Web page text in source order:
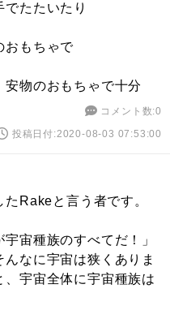
たたいたり
もちゃで
物のおもちゃで十分
コメント数:0
投稿日付:2020-08-03 07:53:00
Rakeと言う者です。
宙種族のすべてだ！」
なに宇宙は狭くありま
宇宙全体に宇宙種族は